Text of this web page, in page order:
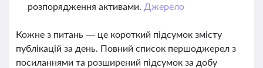
розпорядження активами. Джерело
Кожне з питань — це короткий підсумок змісту
публікацій за день. Повний список першоджерел з
посиланнями та розширений підсумок за добу